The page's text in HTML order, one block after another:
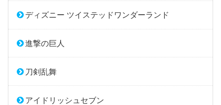
ディズニー ツイステッドワンダーランド
進撃の巨人
刀剣乱舞
アイドリッシュセブン